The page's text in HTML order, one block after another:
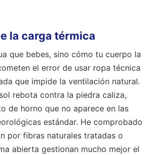
la carga térmica
que bebes, sino cómo tu cuerpo la
el error de usar ropa técnica
que impide la ventilación natural.
rebota contra la piedra caliza,
de horno que no aparece en las
estándar. He comprobado
por fibras naturales tratadas o
abierta gestionan mucho mejor el